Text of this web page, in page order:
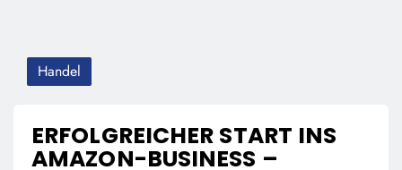
Handel
ERFOLGREICHER START INS
AMAZON-BUSINESS –